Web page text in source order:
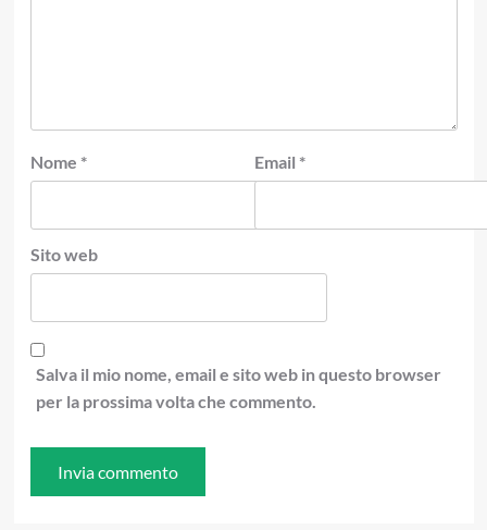
Nome * Email *
Sito web
Salva il mio nome, email e sito web in questo browser
per la prossima volta che commento.